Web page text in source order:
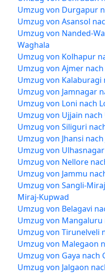
Umzug von Durgapur
Umzug von Asansol
Umzug von Nanded-
Waghala
Umzug von Kolhapur
Umzug von Ajmer
Umzug von Kalaburagi
Umzug von Jamnagar
Umzug von Loni nach
Umzug von Ujjain nach
Umzug von Siliguri
Umzug von Jhansi nach
Umzug von
Umzug von Nellore
Umzug von Jammu
Umzug von Sangli-
Miraj-Kupwad
Umzug von Belagavi
Umzug von
Umzug von Tirunelveli
Umzug von Malegaon
Umzug von Gaya nach
Umzug von Jalgaon